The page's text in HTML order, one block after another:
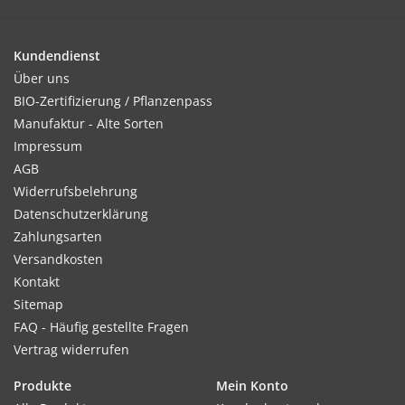
Kultur:
Gleichmäßig und breitwürfig ausbringen.
Standort:
Sonnig bis halbschattig. Humoser, nährstoffreicher
Gartenboden. Spätere Düngung fördert das Blütenwachstum.
Ernte / Blüte:
Blütezeit ab Juni. Nacheinander abblühend für eine
ganzjährige, schöne Sommerfl or bis zum Frost.
Kundendienst
Über uns
BIO-Zertifizierung / Pflanzenpass
Manufaktur - Alte Sorten
Impressum
AGB
Widerrufsbelehrung
Datenschutzerklärung
Zahlungsarten
Versandkosten
Kontakt
Sitemap
FAQ - Häufig gestellte Fragen
Vertrag widerrufen
Produkte
Mein Konto